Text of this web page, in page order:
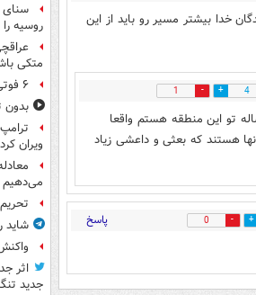
خدا بیشتر مسیر رو باید از این
4
1
عزیز مناطق کرد نشین عراق اصلا مشکلی با ایرانی و شیعه ندارن من ۱۵ ساله تو این منطقه هستم واقعا
هستند که بعثی و داعشی زیاد
0 پاسخ
سنای
روسیه
متکی
۶ فوتی و ۵ مصدوم بر اثر تصادف زنجیره‌ای
بدون
ویران کرد
می‌دهیم
شاید
اثر
جدید